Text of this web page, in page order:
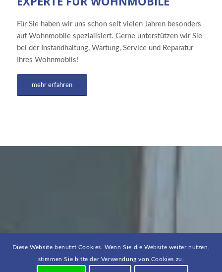
Für Sie haben wir uns schon seit vielen Jahren besonders
auf Wohnmobile spezialisiert. Gerne unterstützen wir Sie
bei der Instandhaltung, Wartung, Service und Reparatur
Ihres Wohnmobils!
mehr erfahren
Diese Website benutzt Cookies. Wenn Sie die Website weiter nutzen,
stimmen Sie bitte der Verwendung von Cookies zu.